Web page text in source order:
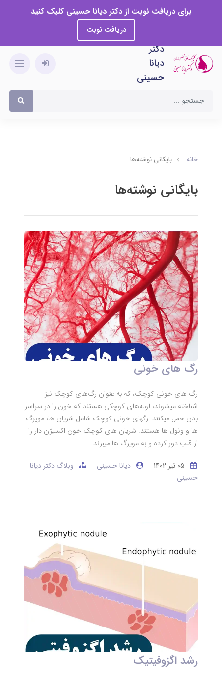
برای دریافت نوبت از دکتر دیانا حسینی کلیک کنید
دریافت نوبت
دکتر
دیانا
حسینی
خانه بایگانی نوشته‌ها
بایگانی نوشته‌ها
رگ های خونی
رگ های خونی کوچک، که به عنوان رگ‌های کوچک نیز
شناخته میشوند، لوله‌های کوچکی هستند که خون را در سراسر
بدن حمل میکنند. رگهای خونی کوچک شامل شریان ها، مویرگ
ها و ونول ها هستند. شریان های کوچک خون اکسیژن دار را
از قلب دور کرده و به مویرگ ها میبرند.
دیانا حسینی
وبلاگ دکتر دیانا
حسینی
رشد اگزوفیتیک